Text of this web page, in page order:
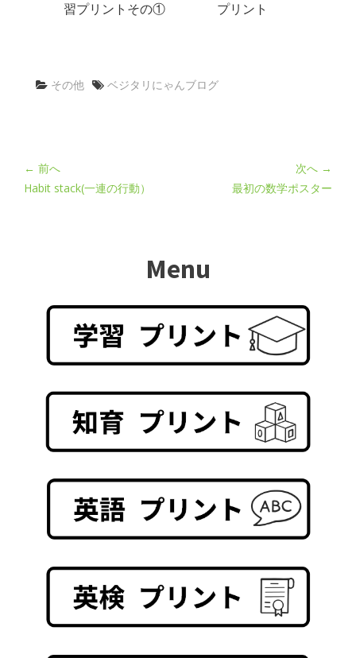
習プリントその① プリント
その他 ベジタリにゃんブログ
← 前へ
Habit stack(一連の行動）
次へ →
最初の数学ポスター
Menu